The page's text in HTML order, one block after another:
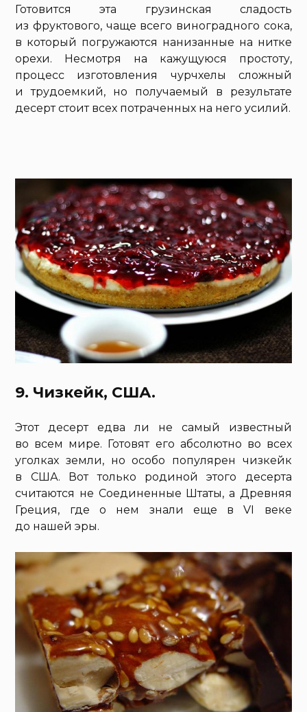
Готовится эта грузинская сладость
из фруктового, чаще всего виноградного сока,
в который погружаются нанизанные на нитке
орехи. Несмотря на кажущуюся простоту,
процесс изготовления чурчхелы сложный
и трудоемкий, но получаемый в результате
десерт стоит всех потраченных на него усилий.
9. Чизкейк, США.
Этот десерт едва ли не самый известный
во всем мире. Готовят его абсолютно во всех
уголках земли, но особо популярен чизкейк
в США. Вот только родиной этого десерта
считаются не Соединенные Штаты, а Древняя
Греция, где о нем знали еще в VI веке
до нашей эры.